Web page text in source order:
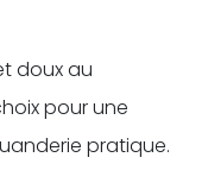
doux au
pour une
pratique.